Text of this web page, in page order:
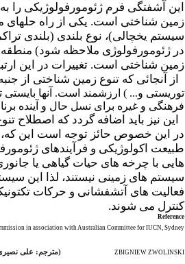
این آشفتگی فرم ژئومورفولوژیکی را
زمین شناختی است. یکی از راه حلهای
سیستم یخچالی)، نوع بلندی (بلندی
در ژئومورفولوژی ملاحظه شود)
زمین شناختی است. تغییرات در این
از آنجائی که تنوع زمین شناختی از
توریستی و... ) ارزشمند است. آنها
فرهنگی و غیره برای نسل حال و آینده
این نیز باید اضافه گردد که اصطلاح
در این خصوص حائز توجه است این که،
طبیعت اکولوژیکی و فرآیندهای
سیستم های زمینی نیستند، لذا این
فعالیت های آتشفشانی و حرکات
کنترل می شوند.
Reference
in association with Australian Committee for IUCN, Sydney.
ZBIGNIEW ZWOLINSKI
(مترجم: علی